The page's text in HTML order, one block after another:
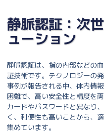
静脈認証：次
ューション
静脈認証は、指の内部などの
証技術です。テクノロジーの
事例が報告される中、体内情
困難で、高い安全性と精度を両
カードやパスワードと異なり
く、利便性も高いことから、
集めています。